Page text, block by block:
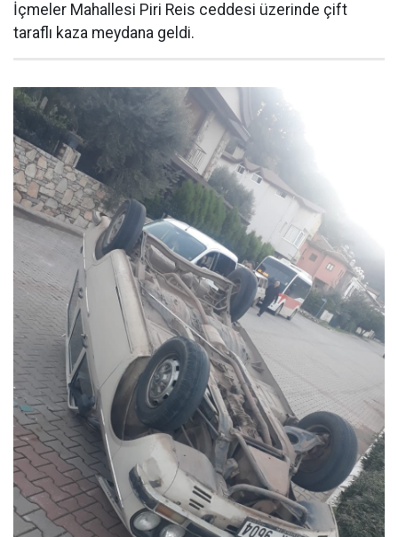
İçmeler Mahallesi Piri Reis ceddesi üzerinde çift
taraflı kaza meydana geldi.